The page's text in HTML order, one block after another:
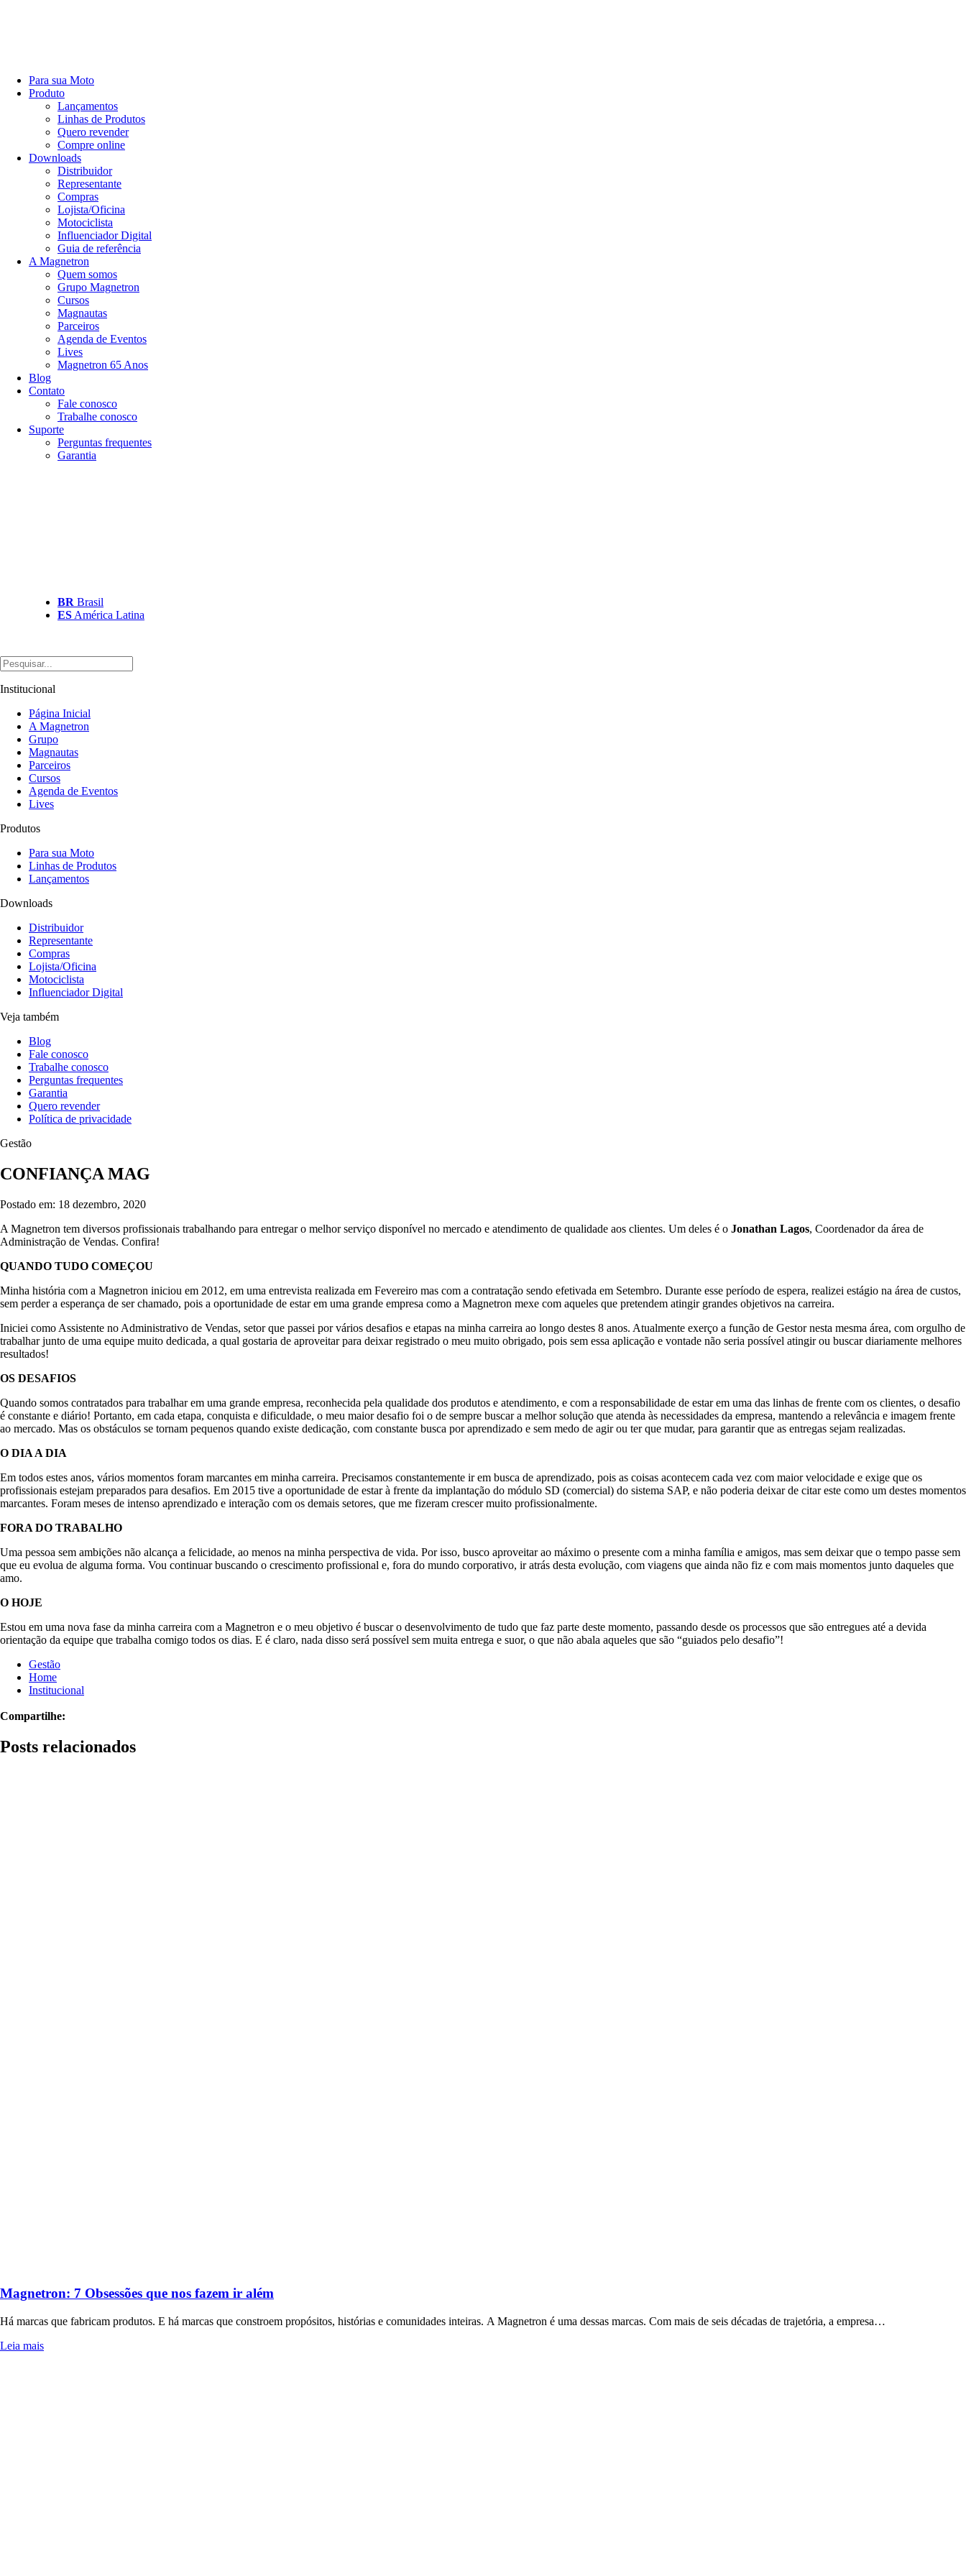
Para sua Moto
Produto
Lançamentos
Linhas de Produtos
Quero revender
Compre online
Downloads
Distribuidor
Representante
Compras
Lojista/Oficina
Motociclista
Influenciador Digital
Guia de referência
A Magnetron
Quem somos
Grupo Magnetron
Cursos
Magnautas
Parceiros
Agenda de Eventos
Lives
Magnetron 65 Anos
Blog
Contato
Fale conosco
Trabalhe conosco
Suporte
Perguntas frequentes
Garantia
BR Brasil
ES América Latina
Institucional
Página Inicial
A Magnetron
Grupo
Magnautas
Parceiros
Cursos
Agenda de Eventos
Lives
Produtos
Para sua Moto
Linhas de Produtos
Lançamentos
Downloads
Distribuidor
Representante
Compras
Lojista/Oficina
Motociclista
Influenciador Digital
Veja também
Blog
Fale conosco
Trabalhe conosco
Perguntas frequentes
Garantia
Quero revender
Política de privacidade
Gestão
CONFIANÇA MAG
Postado em: 18 dezembro, 2020
A Magnetron tem diversos profissionais trabalhando para entregar o melhor serviço disponível no mercado e atendimento de qualidade aos clientes. Um deles é o Jonathan Lagos, Coordenador da área de
Administração de Vendas. Confira!
QUANDO TUDO COMEÇOU
Minha história com a Magnetron iniciou em 2012, em uma entrevista realizada em Fevereiro mas com a contratação sendo efetivada em Setembro. Durante esse período de espera, realizei estágio na área de custos,
sem perder a esperança de ser chamado, pois a oportunidade de estar em uma grande empresa como a Magnetron mexe com aqueles que pretendem atingir grandes objetivos na carreira.
Iniciei como Assistente no Administrativo de Vendas, setor que passei por vários desafios e etapas na minha carreira ao longo destes 8 anos. Atualmente exerço a função de Gestor nesta mesma área, com orgulho de
trabalhar junto de uma equipe muito dedicada, a qual gostaria de aproveitar para deixar registrado o meu muito obrigado, pois sem essa aplicação e vontade não seria possível atingir ou buscar diariamente melhores
resultados!
OS DESAFIOS
Quando somos contratados para trabalhar em uma grande empresa, reconhecida pela qualidade dos produtos e atendimento, e com a responsabilidade de estar em uma das linhas de frente com os clientes, o desafio
é constante e diário! Portanto, em cada etapa, conquista e dificuldade, o meu maior desafio foi o de sempre buscar a melhor solução que atenda às necessidades da empresa, mantendo a relevância e imagem frente
ao mercado. Mas os obstáculos se tornam pequenos quando existe dedicação, com constante busca por aprendizado e sem medo de agir ou ter que mudar, para garantir que as entregas sejam realizadas.
O DIA A DIA
Em todos estes anos, vários momentos foram marcantes em minha carreira. Precisamos constantemente ir em busca de aprendizado, pois as coisas acontecem cada vez com maior velocidade e exige que os
profissionais estejam preparados para desafios. Em 2015 tive a oportunidade de estar à frente da implantação do módulo SD (comercial) do sistema SAP, e não poderia deixar de citar este como um destes momentos
marcantes. Foram meses de intenso aprendizado e interação com os demais setores, que me fizeram crescer muito profissionalmente.
FORA DO TRABALHO
Uma pessoa sem ambições não alcança a felicidade, ao menos na minha perspectiva de vida. Por isso, busco aproveitar ao máximo o presente com a minha família e amigos, mas sem deixar que o tempo passe sem
que eu evolua de alguma forma. Vou continuar buscando o crescimento profissional e, fora do mundo corporativo, ir atrás desta evolução, com viagens que ainda não fiz e com mais momentos junto daqueles que
amo.
O HOJE
Estou em uma nova fase da minha carreira com a Magnetron e o meu objetivo é buscar o desenvolvimento de tudo que faz parte deste momento, passando desde os processos que são entregues até a devida
orientação da equipe que trabalha comigo todos os dias. E é claro, nada disso será possível sem muita entrega e suor, o que não abala aqueles que são “guiados pelo desafio”!
Gestão
Home
Institucional
Compartilhe:
Posts relacionados
Magnetron: 7 Obsessões que nos fazem ir além
Há marcas que fabricam produtos. E há marcas que constroem propósitos, histórias e comunidades inteiras. A Magnetron é uma dessas marcas. Com mais de seis décadas de trajetória, a empresa…
Leia mais